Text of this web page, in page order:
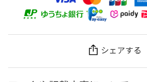
シェアする